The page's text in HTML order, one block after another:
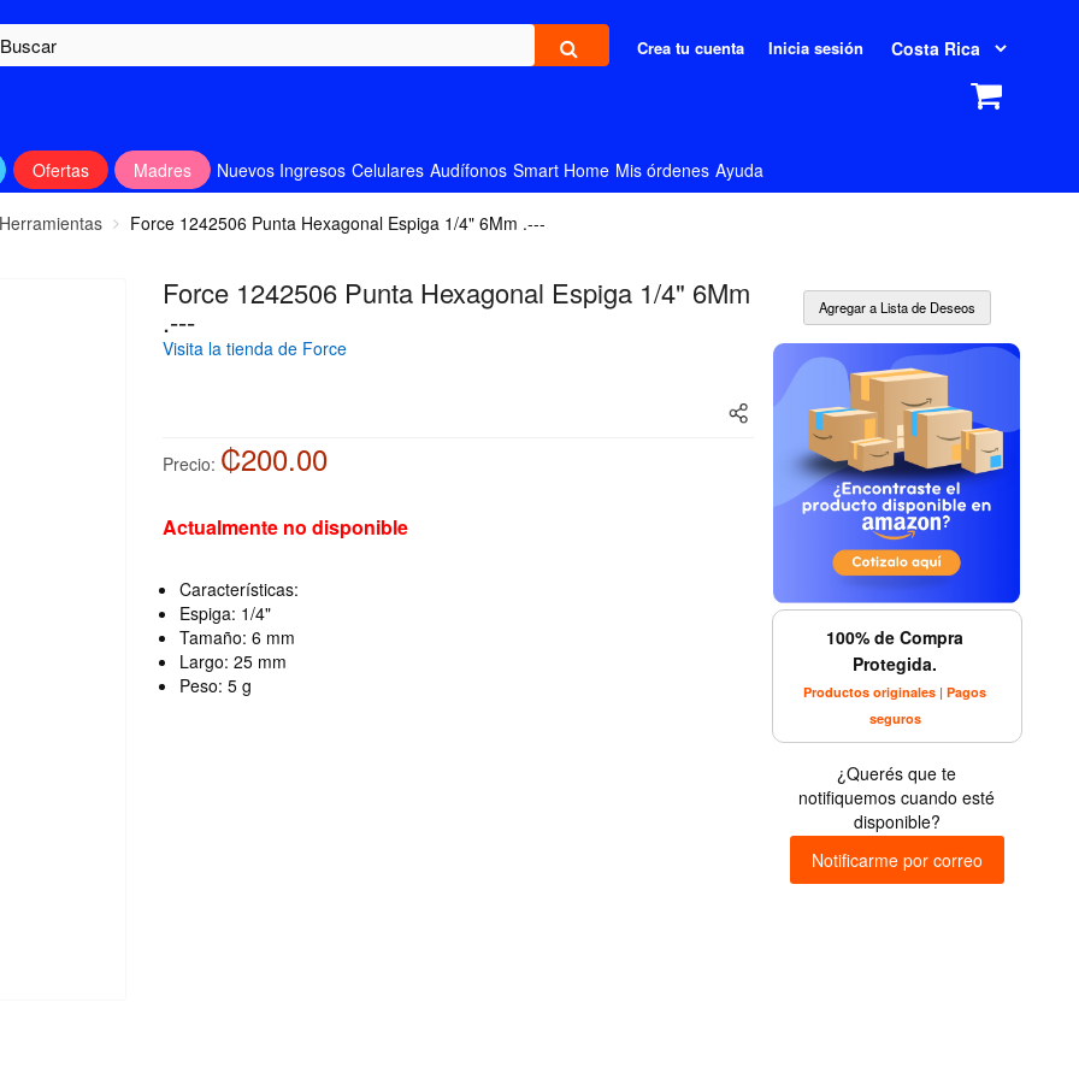
Crea tu cuenta Inicia sesión
Ofertas Madres Nuevos Ingresos Celulares Audífonos Smart Home Mis órdenes Ayuda
Force 1242506 Punta Hexagonal Espiga 1/4" 6Mm .---
Force 1242506 Punta Hexagonal Espiga 1/4" 6Mm
.---
Visita la tienda de Force
Precio: ₡200.00
Actualmente no disponible
Características:
Espiga: 1/4"
Tamaño: 6 mm
Largo: 25 mm
Peso: 5 g
100% de Compra
Protegida.
Productos originales | Pagos
seguros
¿Querés que te
notifiquemos cuando esté
disponible?
Notificarme por correo